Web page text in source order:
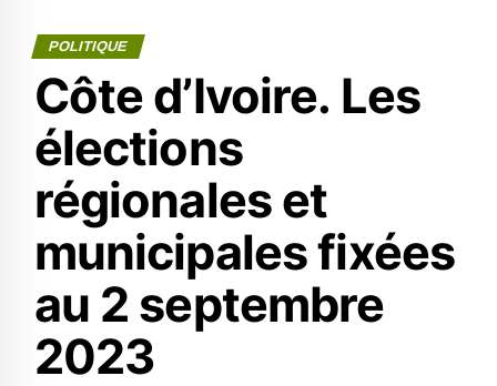
POLITIQUE
Côte d’Ivoire. Les
élections
régionales et
municipales fixées
au 2 septembre
2023